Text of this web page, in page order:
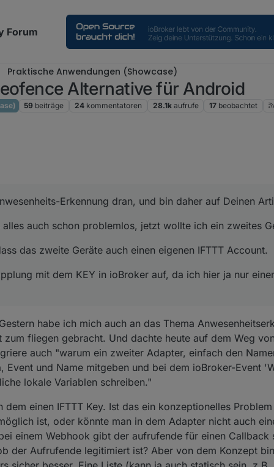
Forum
Praktische Anwendungen (Showcase)
Alternative für Android
59 beiträge 24 kommentatoren 28.1k aufrufe 17 beobachtet
Erkennung dran, und bin daher auf Deinen
auch schon problemlos, jetzt wollte ich ein zweites
das zweite Geräte auch einen eigenen IFTTT Account.
mit dem KEY in ioBroker auf, da ich hier ja nur
habe ich mich auch an das Thema
zum fliegen gebracht. Und dachte heute auf dem Weg
auch "warum ein zweiter Adapter, einfach den
Event und Name mitgeben und bei dem ioBroker-Event
lokale Variablen schreiben."
einen IFTTT Key. Ist das ein konzeptionelles
ist, oder könnte man in dem Adapter nicht auch
einem Webhook gibt der aufrufende für einen Callback
der Aufrufende legitimiert ist? Aber von dem Konzept